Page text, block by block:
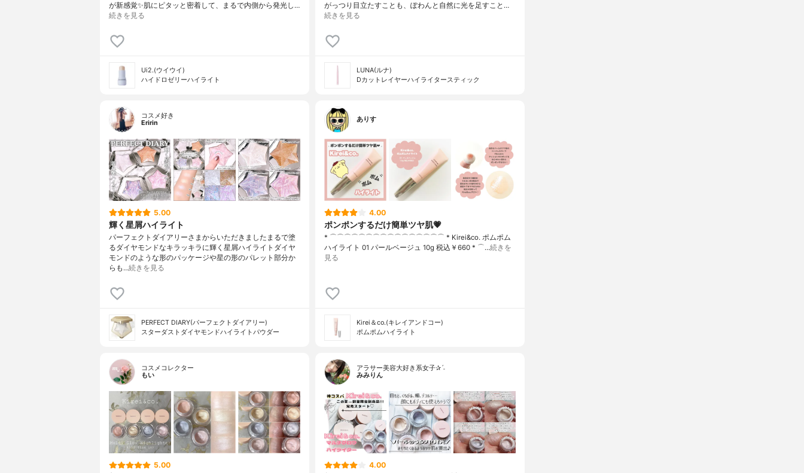
が新感覚✨肌にピタッと密着して、まるで内側から発光し…
続きを見る
Ui2.(ウイウイ)
ハイドロゼリーハイライト
がっつり目立たすことも、ぽわんと自然に光を足すこと…
続きを見る
LUNA(ルナ)
Dカットレイヤーハイライタースティック
コスメ好き
Eririn
5.00
輝く星屑ハイライト
パーフェクトダイアリーさまからいただきましたまるで塗
るダイヤモンドなキラッキラに輝く星屑ハイライトダイヤ
モンドのような形のパッケージや星の形のパレット部分か
らも…続きを見る
PERFECT DIARY(パーフェクトダイアリー)
スターダストダイヤモンドハイライトパウダー
ありす
4.00
ポンポンするだけ簡単ツヤ肌💗
* ⌒⌒⌒⌒⌒⌒⌒⌒⌒⌒⌒⌒⌒⌒⌒⌒ * Kirei&co. ポムポム
ハイライト 01 パールベージュ 10g 税込￥660 * ⌒…続きを
見る
Kirei＆co.(キレイアンドコー)
ポムポムハイライト
コスメコレクター
もい
5.00
アラサー美容大好き系女子✰ˊ˗
みみりん
4.00